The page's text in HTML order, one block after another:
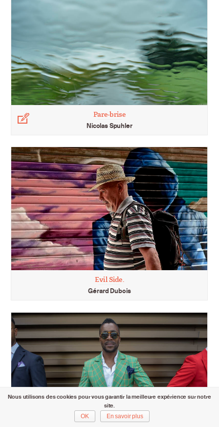
Pare-brise
Nicolas Spuhler
Evil Side.
Gérard Dubois
Nous utilisons des cookies pour vous garantir la meilleure expérience sur notre
site.
OK
En savoir plus